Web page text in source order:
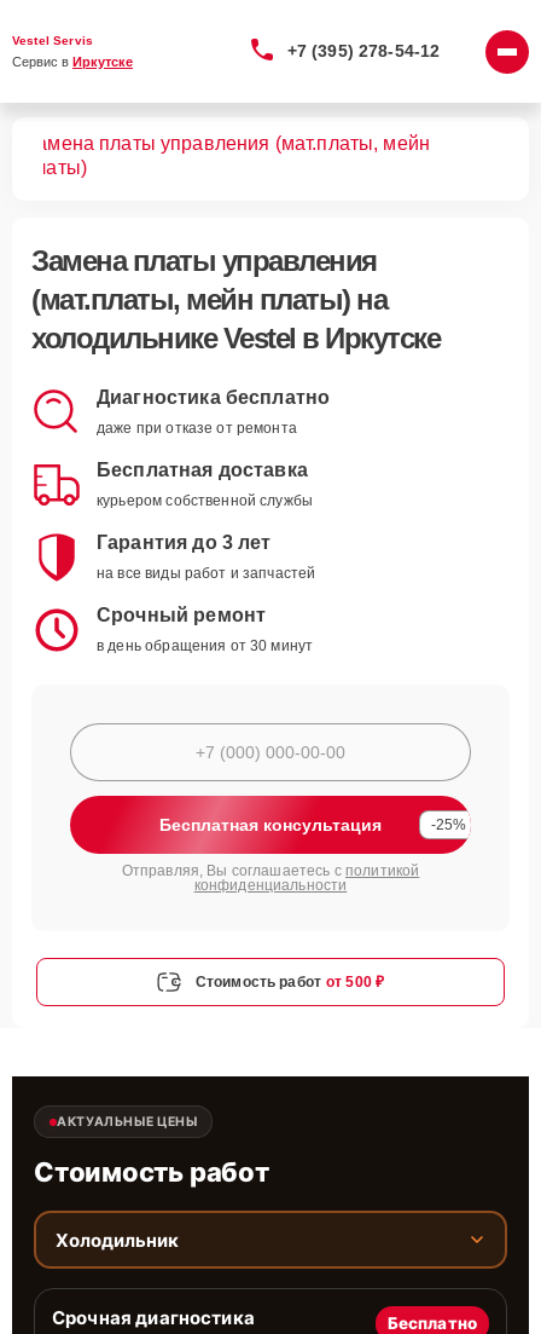
Vestel Servis
Сервис в Иркутске
+7 (395) 278-54-12
Замена платы управления (мат.платы, мейн
платы)
Замена платы управления
(мат.платы, мейн платы)на
холодильнике Vestel в Иркутске
Диагностика бесплатно
даже при отказе от ремонта
Бесплатная доставка
курьером собственной службы
Гарантия до 3 лет
на все виды работ и запчастей
Срочный ремонт
в день обращения от 30 минут
Бесплатная консультация -25%
Отправляя, Вы соглашаетесь с политикой
конфиденциальности
Стоимость работ от 500 ₽
АКТУАЛЬНЫЕ ЦЕНЫ
Стоимость работ
Холодильник
Срочная диагностика Бесплатно